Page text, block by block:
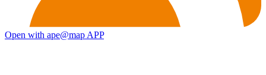
Open with ape@map APP